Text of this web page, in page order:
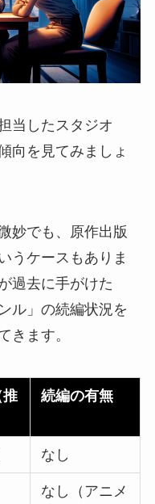
当したスタジオ
向を見てみましょ
妙でも、原作出版
うケースもありま
過去に手がけた
ル」の続編状況を
きます。
推
続編の有無
なし
なし（アニメ